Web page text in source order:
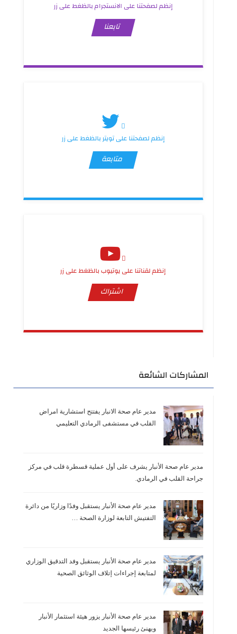
إنظم لصفحتنا على الانستجرام بالظغط على زر
تابعنا
إنظم لصفحتنا على تويتر بالظغط على زر
متابعة
إنظم لقناتنا على يوتيوب بالظغط على زر
اشتراك
المشاركات الشائعة
مدير عام صحة الانبار يفتتح استشارية امراض
القلب في مستشفى الرمادي التعليمي
مدير عام صحة الأنبار يشرف على أول عملية قسطرة قلب في مركز
جراحة القلب في الرمادي.
مدير عام صحة الأنبار يستقبل وفدًا وزاريًا من دائرة
التفتيش التابعة لوزارة الصحة …
مدير عام صحة الأنبار يستقبل وفد التدقيق الوزاري
لمتابعة إجراءات إتلاف الوثائق الصحية
مدير عام صحة الأنبار يزور هيئة استثمار الأنبار
ويهنئ رئيسها الجديد